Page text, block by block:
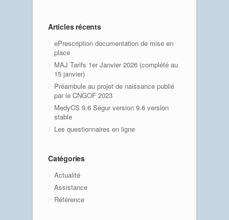
Articles récents
ePrescription documentation de mise en
place
MAJ Tarifs 1er Janvier 2026 (complété au
15 janvier)
Préambule au projet de naissance publié
par le CNGOF 2023
MedyCS 9.6 Ségur version 9.6 version
stable
Les questionnaires en ligne
Catégories
Actualité
Assistance
Référence